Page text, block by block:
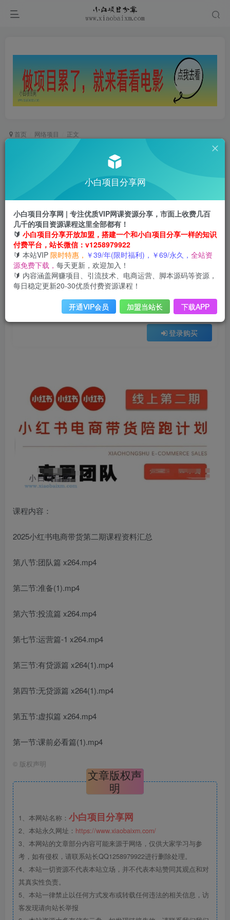
首页 网络项目 正文
小红书电商带货课2期，月利润20个的小红书电商
的有货源，无货源，虚拟产品，付费投流等整套玩
小白项目
1年前更新
小红书电商带货课2期，月利润20个的小红书电商的有货源，无货源，虚拟产品，付费投流等整套玩法
此内容为会员免费，请付费后查看
3 限时特惠
年VIP免费 终身VIP会员 免费
登录购买
会员免费
课程内容：
2025小红书电商带货第二期课程资料汇总
第八节:团队篇 x264.mp4
第二节:准备(1).mp4
第六节:投流篇 x264.mp4
第七节:运营篇-1 x264.mp4
第三节:有贷源篇 x264(1).mp4
第四节:无贷源篇 x264(1).mp4
第五节:虚拟篇 x264.mp4
第一节:课前必看篇(1).mp4
© 版权声明
文章版权声
明
1、本网站名称： 小白项目分享网
2、本站永久网址： https://www.xiaobaixm.com/
3、本网站的文章部分内容可能来源于网络，仅供大家学习与参
考，如有侵权，请联系站长QQ1258979922进行删除处理。
4、本站一切资源不代表本站立场，并不代表本站赞同其观点和对
其真实性负责。
5、本站一律禁止以任何方式发布或转载任何违法的相关信息，访
客发现请向站长举报
小白项目分享网
小白项目分享网 | 专注优质VIP网课资源分享，市面上收费几百
几千的项目资源课程这里全部都有！
🔰 小白项目分享开放加盟，搭建一个和小白项目分享一样的知识
付费平台，站长微信：v1258979922
🔰 本站VIP 限时特惠， ￥39/年(限时福利)，￥69/永久， 全站资
源免费下载， 每天更新，欢迎加入！
🔰 内容涵盖网赚项目、引流技术、电商运营、脚本源码等资源，
每日稳定更新20-30优质付费资源课程！
开通VIP会员 加盟当站长 下载APP